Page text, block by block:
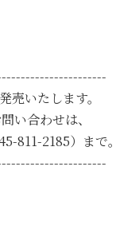
売いたします。
い合わせは、
811-2185）まで